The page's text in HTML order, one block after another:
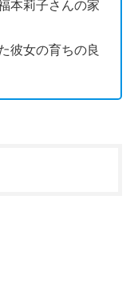
本莉子さんの家
彼女の育ちの良